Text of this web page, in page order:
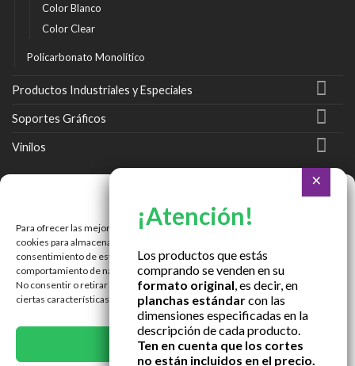
Para ofrecer las mejores experiencias, utilizamos tecnologías como las
cookies para almacenar y/o acceder a la información del dispositivo. El
consentimiento de estas tecnologías nos permitirá procesar datos como el
comportamiento de navegación o las identificaciones únicas en este sitio.
No consentir o retirar el consentimiento, puede afectar negativamente a
ciertas características y funciones.
ACEPTAR
Color Blanco
Color Clear
Policarbonato Monolítico
Productos Industriales y Especiales
Soportes Gráficos
Vinilos
Román Spech 3213, Quinta Normal, Región Metropolitana
Janequeo 1770, Concepción, Región Bío Bío
Contactar por correo
Los productos que estás
comprando se venden en su
formato original, es decir, en
planchas estándarcon las
dimensiones especificadas en la
descripción de cada producto.
Ten en cuenta que los cortes
no están incluidos en el precio.